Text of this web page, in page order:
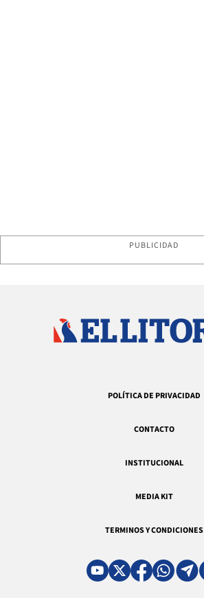
PUBLICIDAD
POLÍTICA DE PRIVACIDAD
CONTACTO
INSTITUCIONAL
MEDIA KIT
TERMINOS Y CONDICIONES